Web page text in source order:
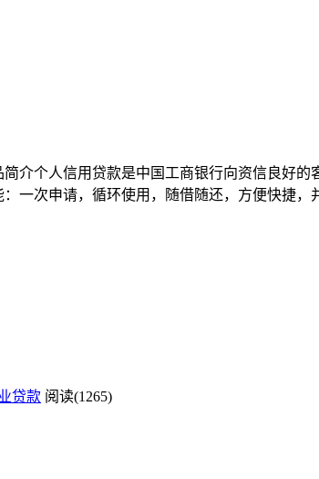
介个人信用贷款是中国工商银行向资信良好
一次申请，循环使用，随借随还，方便快捷
贷款 阅读(1265)